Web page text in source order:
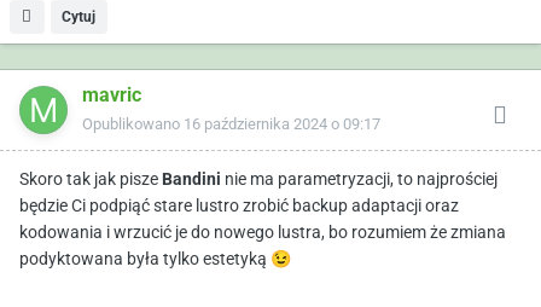
Cytuj
mavric
Opublikowano 16 października 2024 o 09:17
Skoro tak jak pisze Bandini nie ma parametryzacji, to najprościej
będzie Ci podpiąć stare lustro zrobić backup adaptacji oraz
kodowania i wrzucić je do nowego lustra, bo rozumiem że zmiana
podyktowana była tylko estetyką 😉